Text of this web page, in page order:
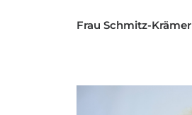
Frau Schmitz-Krämer